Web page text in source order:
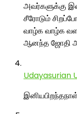
அவர்களுக்கு
சீரோடும்
வாழ்க வாழ்க
ஆனந்த ஜோதி
Udayasurian